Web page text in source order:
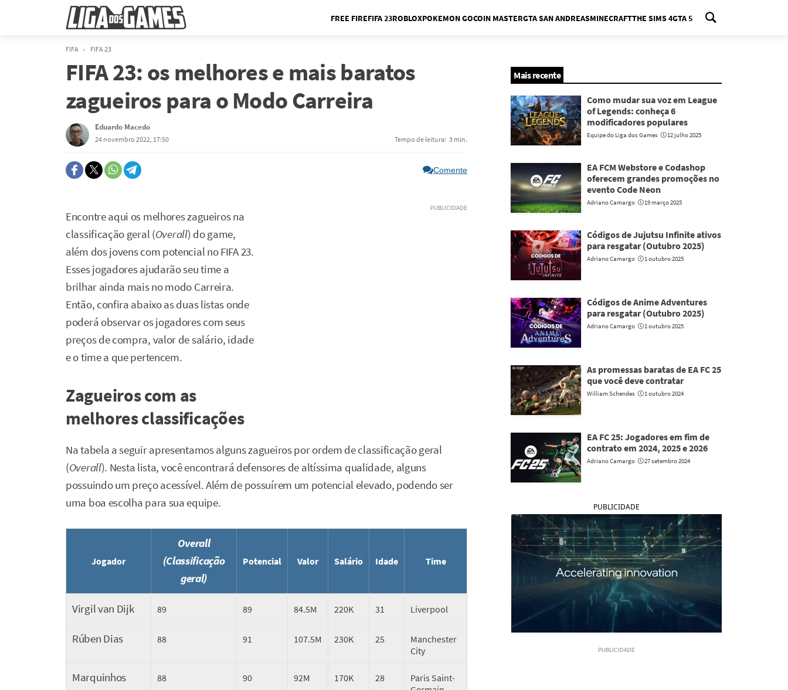
Menu
FREE FIREFIFA 23ROBLOXPOKEMON GOCOIN MASTERGTA SAN ANDREASMINECRAFTTHE SIMS 4GTA 5
FIFA FIFA 23
FIFA 23: os melhores e mais baratos
zagueiros para o Modo Carreira
Eduardo Macedo
24 novembro 2022, 17:50 Tempo de leitura: 3 min.
Comente
Encontre aqui os melhores zagueiros na
classificação geral (Overall) do game,
além dos jovens com potencial no FIFA 23.
Esses jogadores ajudarão seu time a
brilhar ainda mais no modo Carreira.
Então, confira abaixo as duas listas onde
poderá observar os jogadores com seus
preços de compra, valor de salário, idade
e o time a que pertencem.
Zagueiros com as
melhores classificações
Na tabela a seguir apresentamos alguns zagueiros por ordem de classificação geral
(Overall). Nesta lista, você encontrará defensores de altíssima qualidade, alguns
possuindo um preço acessível. Além de possuírem um potencial elevado, podendo ser
uma boa escolha para sua equipe.
Jogador
Overall
(Classificação
geral)
Potencial Valor Salário Idade Time
Virgil van Dijk 89 89 84.5M 220K 31 Liverpool
Rúben Dias 88 91 107.5M 230K 25
Manchester
City
Marquinhos 88 90 92M 170K 28
Paris Saint-
Mais recente
Como mudar sua voz em League
of Legends: conheça 6
modificadores populares
Equipe do Liga dos Games 12 julho 2025
EA FCM Webstore e Codashop
oferecem grandes promoções no
evento Code Neon
Adriano Camargo 19 março 2025
Códigos de Jujutsu Infinite ativos
para resgatar (Outubro 2025)
Adriano Camargo 1 outubro 2025
Códigos de Anime Adventures
para resgatar (Outubro 2025)
Adriano Camargo 1 outubro 2025
As promessas baratas de EA FC 25
que você deve contratar
William Schendes 1 outubro 2024
EA FC 25: Jogadores em fim de
contrato em 2024, 2025 e 2026
Adriano Camargo 27 setembro 2024
PUBLICIDADE